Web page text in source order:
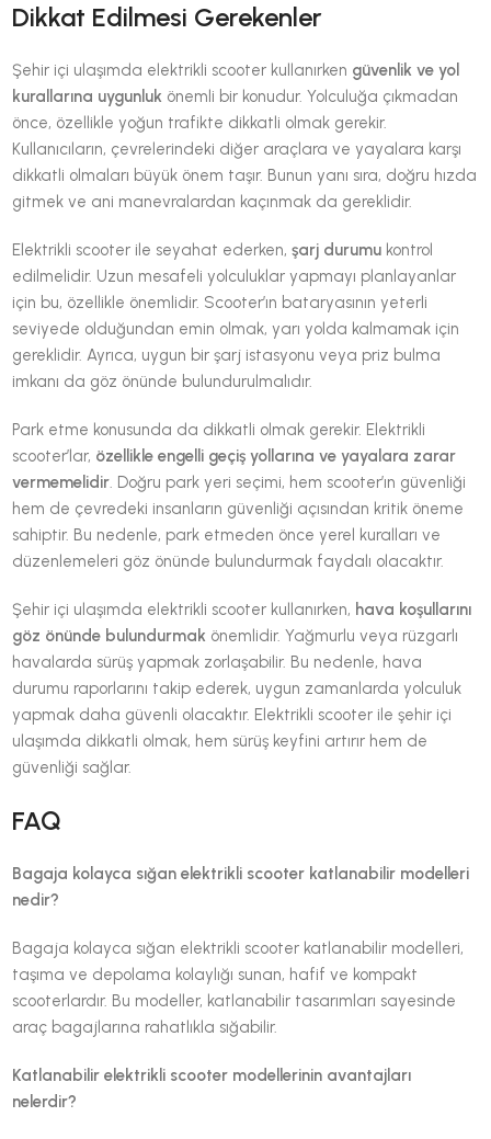
Dikkat Edilmesi Gerekenler
Şehir içi ulaşımda elektrikli scooter kullanırken güvenlik ve yol
kurallarına uygunluk önemli bir konudur. Yolculuğa çıkmadan
önce, özellikle yoğun trafikte dikkatli olmak gerekir.
Kullanıcıların, çevrelerindeki diğer araçlara ve yayalara karşı
dikkatli olmaları büyük önem taşır. Bunun yanı sıra, doğru hızda
gitmek ve ani manevralardan kaçınmak da gereklidir.
Elektrikli scooter ile seyahat ederken,şarj durumu kontrol
edilmelidir. Uzun mesafeli yolculuklar yapmayı planlayanlar
için bu, özellikle önemlidir. Scooter’ın bataryasının yeterli
seviyede olduğundan emin olmak, yarı yolda kalmamak için
gereklidir. Ayrıca, uygun bir şarj istasyonu veya priz bulma
imkanı da göz önünde bulundurulmalıdır.
Park etme konusunda da dikkatli olmak gerekir. Elektrikli
scooter’lar, özellikle engelli geçiş yollarına ve yayalara zarar
vermemelidir. Doğru park yeri seçimi, hem scooter’ın güvenliği
hem de çevredeki insanların güvenliği açısından kritik öneme
sahiptir. Bu nedenle, park etmeden önce yerel kuralları ve
düzenlemeleri göz önünde bulundurmak faydalı olacaktır.
Şehir içi ulaşımda elektrikli scooter kullanırken, hava koşullarını
göz önünde bulundurmak önemlidir. Yağmurlu veya rüzgarlı
havalarda sürüş yapmak zorlaşabilir. Bu nedenle, hava
durumu raporlarını takip ederek, uygun zamanlarda yolculuk
yapmak daha güvenli olacaktır. Elektrikli scooter ile şehir içi
ulaşımda dikkatli olmak, hem sürüş keyfini artırır hem de
güvenliği sağlar.
FAQ
Bagaja kolayca sığan elektrikli scooter katlanabilir modelleri
nedir?
Bagaja kolayca sığan elektrikli scooter katlanabilir modelleri,
taşıma ve depolama kolaylığı sunan, hafif ve kompakt
scooterlardır. Bu modeller, katlanabilir tasarımları sayesinde
araç bagajlarına rahatlıkla sığabilir.
Katlanabilir elektrikli scooter modellerinin avantajları
nelerdir?